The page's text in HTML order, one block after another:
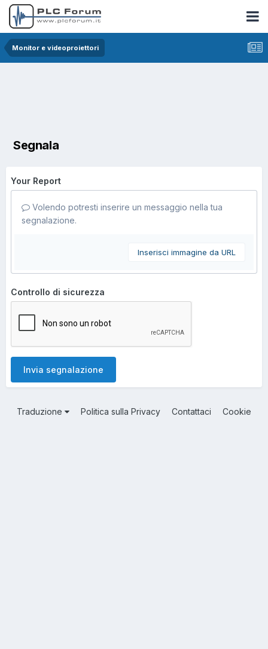
Monitor e videoproiettori
Segnala
Your Report
Volendo potresti inserire un messaggio nella tua
segnalazione.
Inserisci immagine da URL
Controllo di sicurezza
Invia segnalazione
Traduzione Politica sulla Privacy Contattaci Cookie